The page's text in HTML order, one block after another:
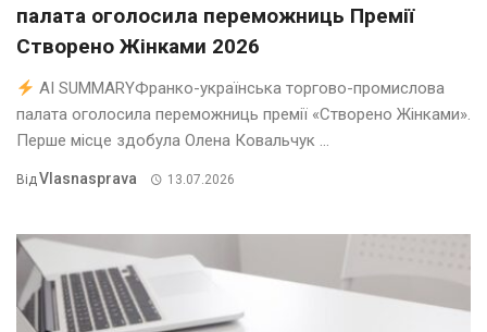
палата оголосила переможниць Премії
Створено Жінками 2026
AI SUMMARYФранко-українська торгово-промислова
палата оголосила переможниць премії «Створено Жінками».
Перше місце здобула Олена Ковальчук ...
ВідVlasnasprava 13.07.2026